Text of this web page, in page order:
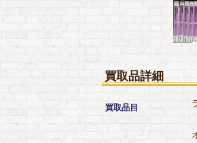
買取品詳細
買取品目